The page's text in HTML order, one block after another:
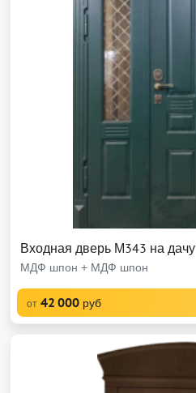
Входная дверь М343 на дачу
МДФ шпон + МДФ шпон
от 42 000 руб